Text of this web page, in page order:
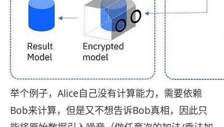
举个例子，Alice自己没有计算能力，需要依赖
Bob来计算，但是又不想告诉Bob真相，因此只